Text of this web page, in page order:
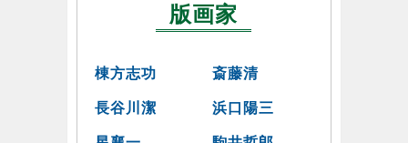
版画家
棟方志功 斎藤清
長谷川潔 浜口陽三